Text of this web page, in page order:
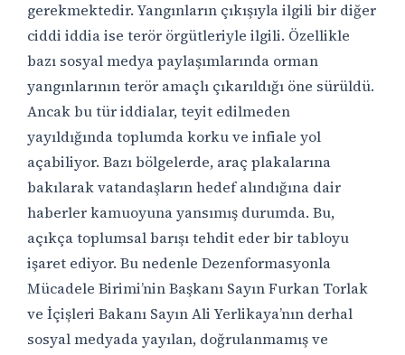
gerekmektedir. Yangınların çıkışıyla ilgili bir diğer
ciddi iddia ise terör örgütleriyle ilgili. Özellikle
bazı sosyal medya paylaşımlarında orman
yangınlarının terör amaçlı çıkarıldığı öne sürüldü.
Ancak bu tür iddialar, teyit edilmeden
yayıldığında toplumda korku ve infiale yol
açabiliyor. Bazı bölgelerde, araç plakalarına
bakılarak vatandaşların hedef alındığına dair
haberler kamuoyuna yansımış durumda. Bu,
açıkça toplumsal barışı tehdit eder bir tabloyu
işaret ediyor. Bu nedenle Dezenformasyonla
Mücadele Birimi’nin Başkanı Sayın Furkan Torlak
ve İçişleri Bakanı Sayın Ali Yerlikaya’nın derhal
sosyal medyada yayılan, doğrulanmamış ve